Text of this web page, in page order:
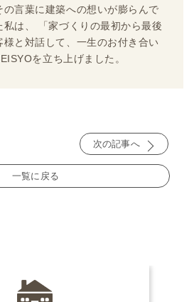
の言葉に建築への想いが膨らんで
は、 「家づくりの最初から最後
様と対話して、一生のお付き合い
を立ち上げました。
次の記事へ
一覧に戻る